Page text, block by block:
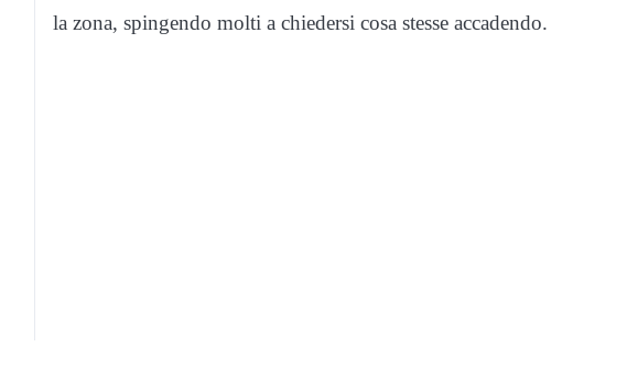
la zona, spingendo molti a chiedersi cosa stesse accadendo.